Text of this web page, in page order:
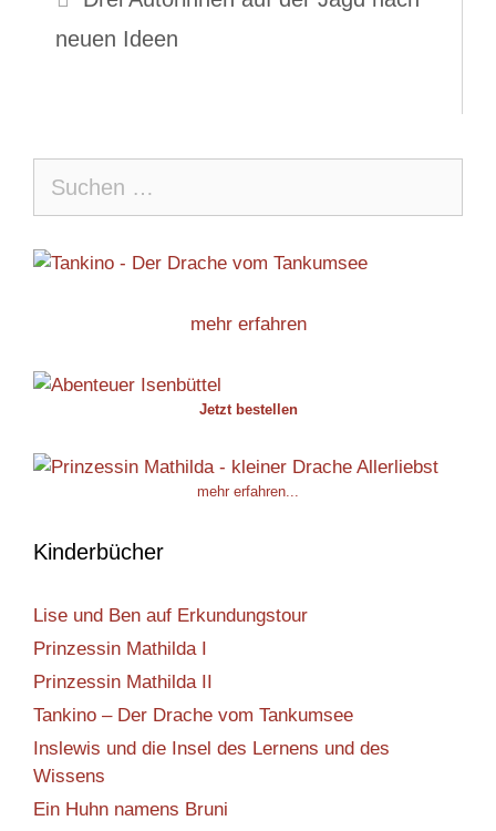
neuen Ideen
nach:
mehr erfahren
Jetzt bestellen
mehr erfahren...
Kinderbücher
Lise und Ben auf Erkundungstour
Prinzessin Mathilda I
Prinzessin Mathilda II
Tankino – Der Drache vom Tankumsee
Inslewis und die Insel des Lernens und des
Wissens
Ein Huhn namens Bruni